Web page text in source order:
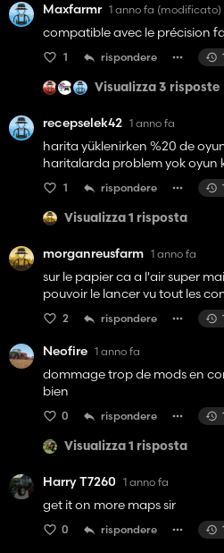
Maxfarmr 1 anno fa (modificato)
compatible avec le précision
1 rispondere
Visualizza 3 risposte
recepselek42 1 anno fa
harita yüklenirken %20 de
haritalarda problem yok oyun
1 rispondere
Visualizza 1 risposta
morganreusfarm 1 anno fa
sur le papier ca a l'air super
pouvoir le lancer vu tout les
2 rispondere
Neofire 1 anno fa
dommage trop de mods en
bien
0 rispondere
Visualizza 1 risposta
Harry T7260 1 anno fa
get it on more maps sir
0 rispondere